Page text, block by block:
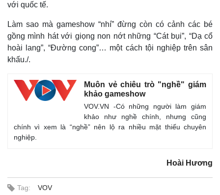
Bóng đá
Lịch thi đấu bóng đá
Hậu trường
Ô tô
Xe máy
Tư vấn
với quốc tế.
Làm sao mà gameshow “nhí” đừng còn có cảnh các bé
gồng mình hát với giọng non nớt những “Cát bụi”, “Dạ cổ
hoài lang”, “Đường cong”… một cách tội nghiệp trên sân
khấu./.
Muôn vẻ chiêu trò "nghề" giám
khảo gameshow
VOV.VN -Có những người làm giám
khảo như nghề chính, nhưng cũng
chính vì xem là “nghề” nên lộ ra nhiều mặt thiếu chuyên
nghiệp.
Hoài Hương
Tag: VOV